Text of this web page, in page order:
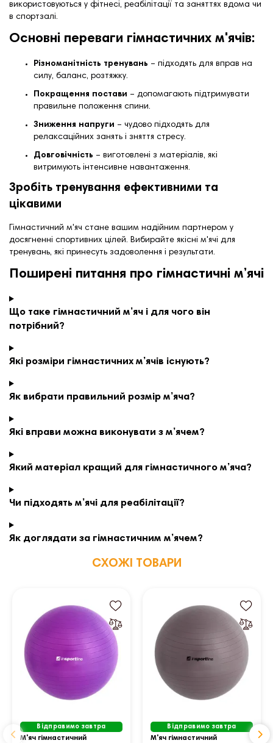
використовуються у фітнесі, реабілітації та заняттях вдома чи
в спортзалі.
Основні переваги гімнастичних м'ячів:
Різноманітність тренувань – підходять для вправ на
силу, баланс, розтяжку.
Покращення постави – допомагають підтримувати
правильне положення спини.
Зниження напруги – чудово підходять для
релаксаційних занять і зняття стресу.
Довговічність – виготовлені з матеріалів, які
витримують інтенсивне навантаження.
Зробіть тренування ефективними та
цікавими
Гімнастичний м'яч стане вашим надійним партнером у
досягненні спортивних цілей. Вибирайте якісні м'ячі для
тренувань, які принесуть задоволення і результати.
Поширені питання про гімнастичні м’ячі
Що таке гімнастичний м’яч і для чого він
потрібний?
Які розміри гімнастичних м’ячів існують?
Як вибрати правильний розмір м’яча?
Які вправи можна виконувати з м’ячем?
Який матеріал кращий для гімнастичного м’яча?
Чи підходять м’ячі для реабілітації?
Як доглядати за гімнастичним м’ячем?
СХОЖІ ТОВАРИ
Відправимо завтра
М'яч гімнастичний
Відправимо завтра
М'яч гімнастичний